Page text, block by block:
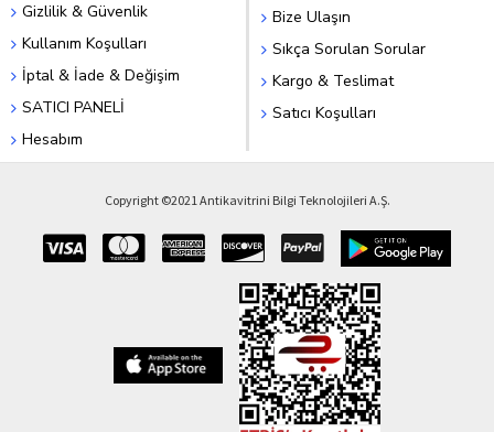
Gizlilik & Güvenlik
Kullanım Koşulları
İptal & İade & Değişim
SATICI PANELİ
Hesabım
Bize Ulaşın
Sıkça Sorulan Sorular
Kargo & Teslimat
Satıcı Koşulları
Copyright ©2021 Antikavitrini Bilgi Teknolojileri A.Ş.